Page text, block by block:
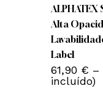
variants.
The
options
may
be
chosen
ALPHATEX
Alta
Label
61,90 € –
incluído)